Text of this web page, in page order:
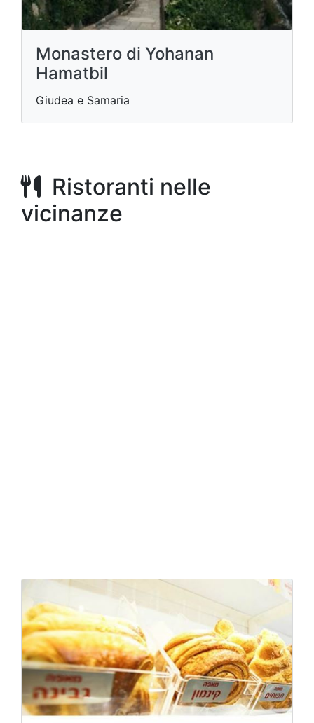
Monastero di Yohanan
Hamatbil
Giudea e Samaria
Ristoranti nelle
vicinanze